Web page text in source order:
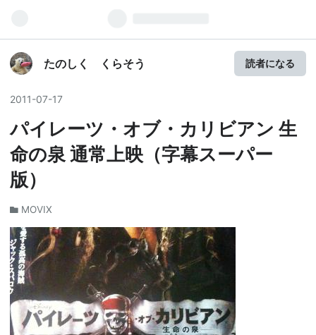
たのしく くらそう 読者になる
2011-07-17
パイレーツ・オブ・カリビアン 生
命の泉 通常上映（字幕スーパー
版）
MOVIX